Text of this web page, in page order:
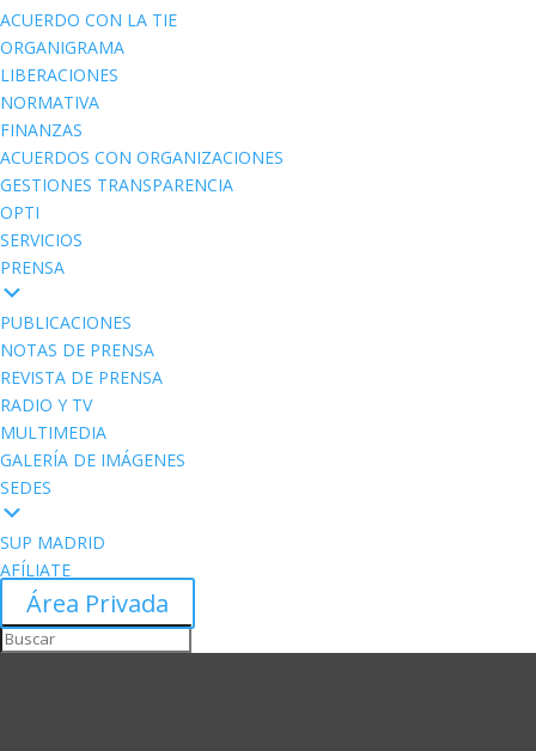
ACUERDO CON LA TIE
ORGANIGRAMA
LIBERACIONES
NORMATIVA
FINANZAS
ACUERDOS CON ORGANIZACIONES
GESTIONES TRANSPARENCIA
OPTI
SERVICIOS
PRENSA
PUBLICACIONES
NOTAS DE PRENSA
REVISTA DE PRENSA
RADIO Y TV
MULTIMEDIA
GALERÍA DE IMÁGENES
SEDES
SUP MADRID
AFÍLIATE
Área Privada